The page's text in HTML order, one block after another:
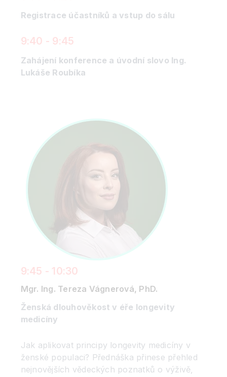
Registrace účastníků a vstup do sálu
9:40 - 9:45
Zahájení konference a úvodní slovo Ing.
Lukáše Roubíka
9:45 - 10:30
Mgr. Ing. Tereza Vágnerová, PhD.
Ženská dlouhověkost v éře longevity
medicíny
Jak aplikovat principy longevity medicíny v
ženské populaci? Přednáška přinese přehled
nejnovějších vědeckých poznatků o výživě,